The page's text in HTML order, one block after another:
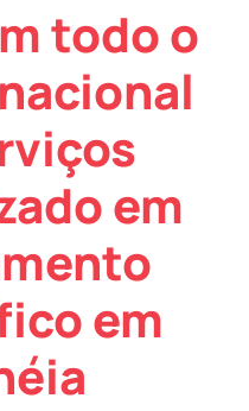
todo o
em
em